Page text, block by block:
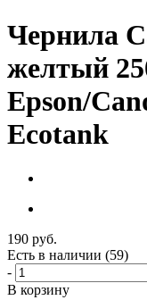
Чернила
желтый
Epson/
Ecotank
190 руб.
Есть в наличии (59)
-
В корзину